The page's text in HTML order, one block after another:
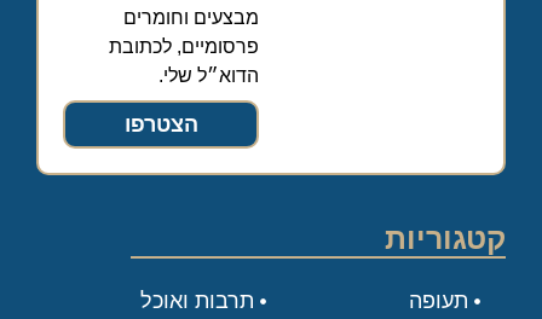
מבצעים וחומרים
פרסומיים, לכתובת
הדוא״ל שלי.
הצטרפו
קטגוריות
תעופה
תרבות ואוכל